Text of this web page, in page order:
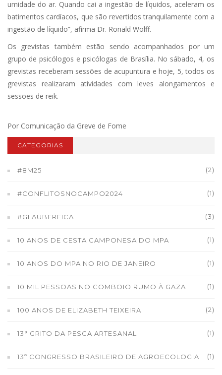
umidade do ar. Quando cai a ingestão de líquidos, aceleram os
batimentos cardíacos, que são revertidos tranquilamente com a
ingestão de líquido”, afirma Dr. Ronald Wolff.
Os grevistas também estão sendo acompanhados por um
grupo de psicólogos e psicólogas de Brasília. No sábado, 4, os
grevistas receberam sessões de acupuntura e hoje, 5, todos os
grevistas realizaram atividades com leves alongamentos e
sessões de reik.
Por Comunicação da Greve de Fome
CATEGORIAS
#8M25 (2)
#CONFLITOSNOCAMPO2024 (1)
#GLAUBERFICA (3)
10 ANOS DE CESTA CAMPONESA DO MPA (1)
10 ANOS DO MPA NO RIO DE JANEIRO (1)
10 MIL PESSOAS NO COMBOIO RUMO À GAZA (1)
100 ANOS DE ELIZABETH TEIXEIRA (2)
13° GRITO DA PESCA ARTESANAL (1)
13º CONGRESSO BRASILEIRO DE AGROECOLOGIA (1)